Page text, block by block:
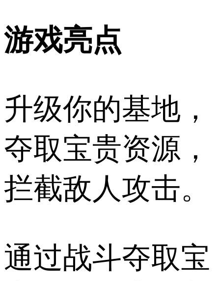
游戏亮点
升级你的基地，
夺取宝贵资源，
拦截敌人攻击。
通过战斗夺取宝